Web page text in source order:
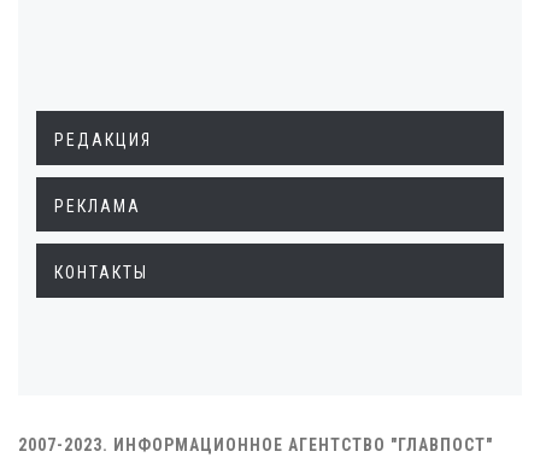
РЕДАКЦИЯ
РЕКЛАМА
КОНТАКТЫ
2007-2023. ИНФОРМАЦИОННОЕ АГЕНТСТВО "ГЛАВПОСТ"